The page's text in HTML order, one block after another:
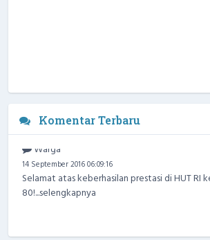
Komentar Terbaru
Warga
14 September 2016 06:09:16
Selamat atas keberhasilan prestasi di HUT RI ke-
selengkapnya